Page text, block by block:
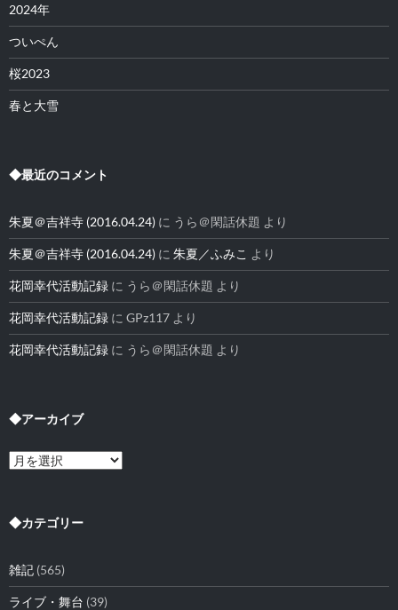
2024年
ついぺん
桜2023
春と大雪
◆最近のコメント
朱夏＠吉祥寺 (2016.04.24) に うら＠閑話休題 より
朱夏＠吉祥寺 (2016.04.24) に 朱夏／ふみこ より
花岡幸代活動記録 に うら＠閑話休題 より
花岡幸代活動記録 に GPz117 より
花岡幸代活動記録 に うら＠閑話休題 より
◆アーカイブ
◆
ア
イ
◆カテゴリー
雑記 (565)
ライブ・舞台 (39)